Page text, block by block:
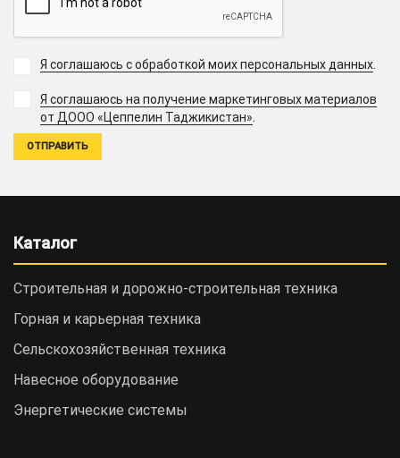
Я соглашаюсь с обработкой моих персональных данных.
Я соглашаюсь на получение маркетинговых материалов
от ДООО «Цеппелин Таджикистан».
Каталог
Строительная и дорожно-cтроительная техника
Горная и карьерная техника
Сельскохозяйственная техника
Навесное оборудование
Энергетические системы